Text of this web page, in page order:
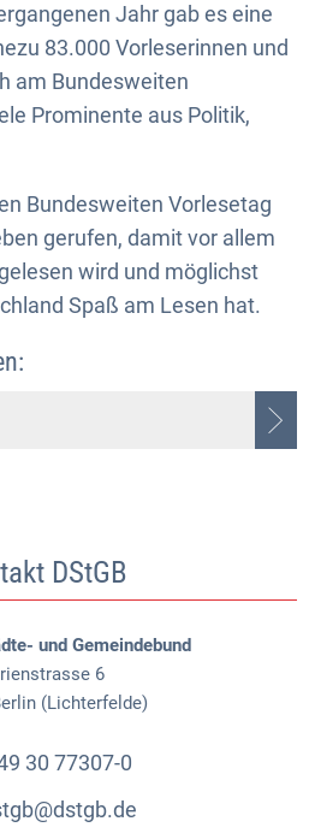
Jahr gab es eine
83.000 Vorleserinnen und
am Bundesweiten
Prominente aus Politik,
Bundesweiten Vorlesetag
gerufen, damit vor allem
wird und möglichst
Spaß am Lesen hat.
DStGB
und Gemeindebund
6
(Lichterfelde)
30 77307-0